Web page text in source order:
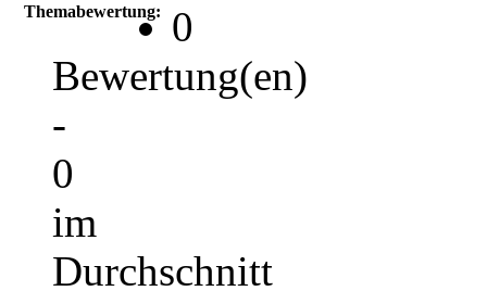
Themabewertung:
0
Bewertung(en)
-
0
im
Durchschnitt